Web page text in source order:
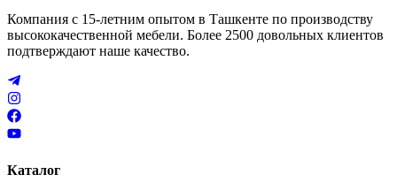
Компания с 15-летним опытом в Ташкенте по производству
высококачественной мебели. Более 2500 довольных клиентов
подтверждают наше качество.
Каталог